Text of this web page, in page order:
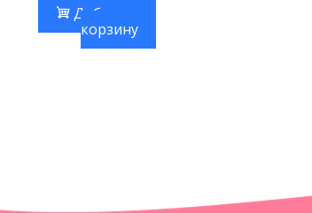
Добавить в
корзину